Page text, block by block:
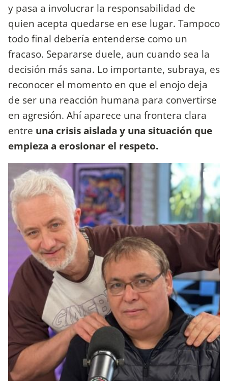
y pasa a involucrar la responsabilidad de
quien acepta quedarse en ese lugar. Tampoco
todo final debería entenderse como un
fracaso. Separarse duele, aun cuando sea la
decisión más sana. Lo importante, subraya, es
reconocer el momento en que el enojo deja
de ser una reacción humana para convertirse
en agresión. Ahí aparece una frontera clara
entre una crisis aislada y una situación que
empieza a erosionar el respeto.